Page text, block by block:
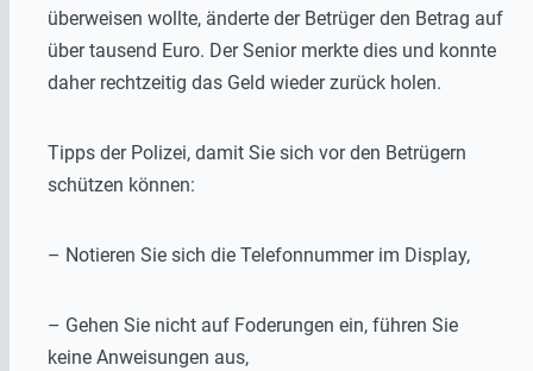
überweisen wollte, änderte der Betrüger den Betrag auf
über tausend Euro. Der Senior merkte dies und konnte
daher rechtzeitig das Geld wieder zurück holen.
Tipps der Polizei, damit Sie sich vor den Betrügern
schützen können:
– Notieren Sie sich die Telefonnummer im Display,
– Gehen Sie nicht auf Foderungen ein, führen Sie
keine Anweisungen aus,